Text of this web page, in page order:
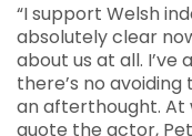
“I support Welsh
absolutely clear
about us at all. I’ve
there’s no
an afterthought. At
quote the actor,